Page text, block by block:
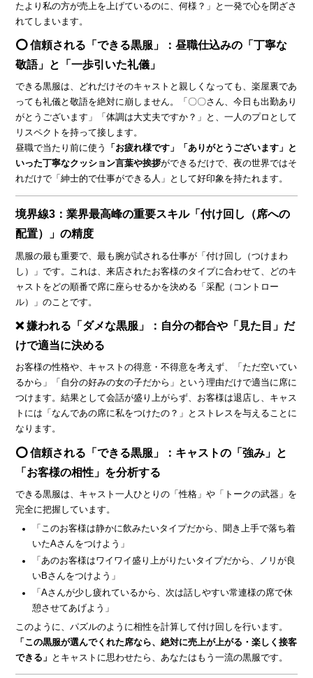
たより私の方が売上を上げているのに、何様？」と一発で心を閉ざさ
れてしまいます。
⭕ 信頼される「できる黒服」：昼職仕込みの「丁寧な
敬語」と「一歩引いた礼儀」
できる黒服は、どれだけそのキャストと親しくなっても、楽屋裏であ
っても礼儀と敬語を絶対に崩しません。「〇〇さん、今日も出勤あり
がとうございます」「体調は大丈夫ですか？」と、一人のプロとして
リスペクトを持って接します。
昼職で当たり前に使う
「お疲れ様です」「ありがとうございます」と
いった丁寧なクッション言葉や挨拶ができるだけで、夜の世界ではそ
れだけで「紳士的で仕事ができる人」として好印象を持たれます。
境界線3：業界最高峰の重要スキル「付け回し（席への
配置）」の精度
黒服の最も重要で、最も腕が試される仕事が「付け回し（つけまわ
し）」です。これは、来店されたお客様のタイプに合わせて、どのキ
ャストをどの順番で席に座らせるかを決める「采配（コントロー
ル）」のことです。
❌ 嫌われる「ダメな黒服」：自分の都合や「見た目」だ
けで適当に決める
お客様の性格や、キャストの得意・不得意を考えず、「ただ空いてい
るから」「自分の好みの女の子だから」という理由だけで適当に席に
つけます。結果として会話が盛り上がらず、お客様は退店し、キャス
トには「なんであの席に私をつけたの？」とストレスを与えることに
なります。
⭕ 信頼される「できる黒服」：キャストの「強み」と
「お客様の相性」を分析する
できる黒服は、キャスト一人ひとりの「性格」や「トークの武器」を
完全に把握しています。
「このお客様は静かに飲みたいタイプだから、聞き上手で落ち着
いたAさんをつけよう」
「あのお客様はワイワイ盛り上がりたいタイプだから、ノリが良
いBさんをつけよう」
「Aさんが少し疲れているから、次は話しやすい常連様の席で休
憩させてあげよう」
このように、パズルのように相性を計算して付け回しを行います。
「この黒服が選んでくれた席なら、絶対に売上が上がる・楽しく接客
できる」
とキャストに思わせたら、あなたはもう一流の黒服です。